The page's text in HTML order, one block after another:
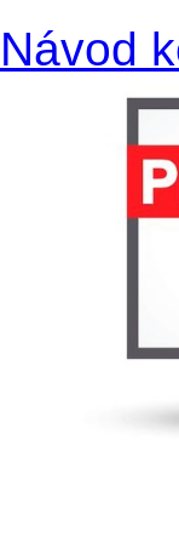
Návod